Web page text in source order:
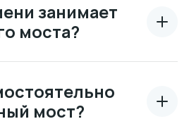
занимает
моста?
мост?